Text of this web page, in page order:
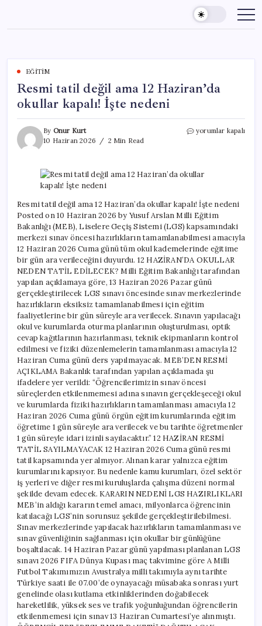
content
EĞITIM
Resmi tatil değil ama 12 Haziran’da
okullar kapalı! İşte nedeni
By Onur Kurt
10 Haziran 2026
2 Min Read
Resmi
12
Haziran’da
kapalı!
İşte
nedeni
için
yorumlar kapalı
Resmi tatil değil ama 12 Haziran’da okullar kapalı! İşte nedeni
Posted on 10 Haziran 2026 by Yusuf Arslan Milli Eğitim
Bakanlığı (MEB), Liselere Geçiş Sistemi (LGS) kapsamındaki
merkezi sınav öncesi hazırlıkların tamamlanabilmesi amacıyla
12 Haziran 2026 Cuma günü tüm okul kademelerinde eğitime
bir gün ara verileceğini duyurdu. 12 HAZİRAN’DA OKULLAR
NEDEN TATİL EDİLECEK? Milli Eğitim Bakanlığı tarafından
yapılan açıklamaya göre, 13 Haziran 2026 Pazar günü
gerçekleştirilecek LGS sınavı öncesinde sınav merkezlerinde
hazırlıkların eksiksiz tamamlanabilmesi için eğitim
faaliyetlerine bir gün süreyle ara verilecek. Sınavın yapılacağı
okul ve kurumlarda oturma planlarının oluşturulması, optik
cevap kağıtlarının hazırlanması, teknik ekipmanların kontrol
edilmesi ve fiziki düzenlemelerin tamamlanması amacıyla 12
Haziran Cuma günü ders yapılmayacak. MEB’DEN RESMİ
AÇIKLAMA Bakanlık tarafından yapılan açıklamada şu
ifadelere yer verildi: “Öğrencilerimizin sınav öncesi
süreçlerden etkilenmemesi adına sınavın gerçekleşeceği okul
ve kurumlarda fiziki hazırlıkların tamamlanması amacıyla 12
Haziran 2026 Cuma günü örgün eğitim kurumlarında eğitim
öğretime 1 gün süreyle ara verilecek ve bu tarihte öğretmenler
1 gün süreyle idari izinli sayılacaktır.” 12 HAZİRAN RESMİ
TATİL SAYILMAYACAK 12 Haziran 2026 Cuma günü resmi
tatil kapsamında yer almıyor. Alınan karar yalnızca eğitim
kurumlarını kapsıyor. Bu nedenle kamu kurumları, özel sektör
iş yerleri ve diğer resmi kuruluşlarda çalışma düzeni normal
şekilde devam edecek. KARARIN NEDENİ LGS HAZIRLIKLARI
MEB’in aldığı kararın temel amacı, milyonlarca öğrencinin
katılacağı LGS’nin sorunsuz şekilde gerçekleştirilebilmesi.
Sınav merkezlerinde yapılacak hazırlıkların tamamlanması ve
sınav güvenliğinin sağlanması için okullar bir günlüğüne
boşaltılacak. 14 Haziran Pazar günü yapılması planlanan LGS
sınavı 2026 FIFA Dünya Kupası maç takvimine göre A Milli
Futbol Takımımızın Avustralya milli takımıyla aynı tarihte
Türkiye saati ile 07.00’de oynayacağı müsabaka sonrası yurt
genelinde olası kutlama etkinliklerinden doğabilecek
hareketlilik, yüksek ses ve trafik yoğunluğundan öğrencilerin
etkilenmemesi için sınav 13 Haziran Cumartesi’ye alınmıştı.